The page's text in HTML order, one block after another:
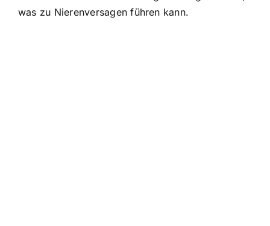
was zu Nierenversagen führen kann.